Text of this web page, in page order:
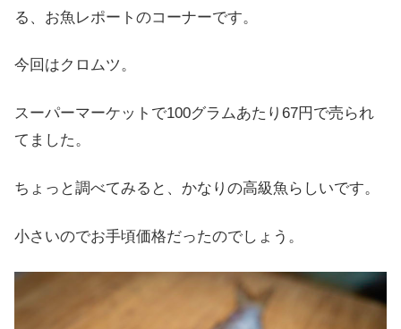
る、お魚レポートのコーナーです。
今回はクロムツ。
スーパーマーケットで100グラムあたり67円で売られ
てました。
ちょっと調べてみると、かなりの高級魚らしいです。
小さいのでお手頃価格だったのでしょう。